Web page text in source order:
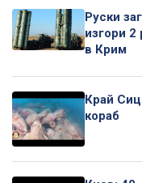
Руски
изгори 2
в Крим
Край
кораб